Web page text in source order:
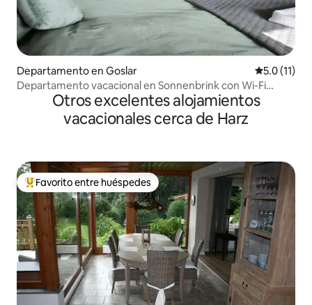
Departamento en Goslar Calificación
5.0 (11)
Departamento vacacional en Sonnenbrink con Wi-Fi
(Goslar)Otros excelentes alojamientos
vacacionales cerca de Harz
De los mejores en Favorito entre huéspedes
Favorito entre huéspedes